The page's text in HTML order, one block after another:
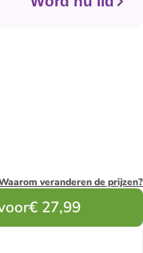
veranderen de prijzen?
€ 27,99